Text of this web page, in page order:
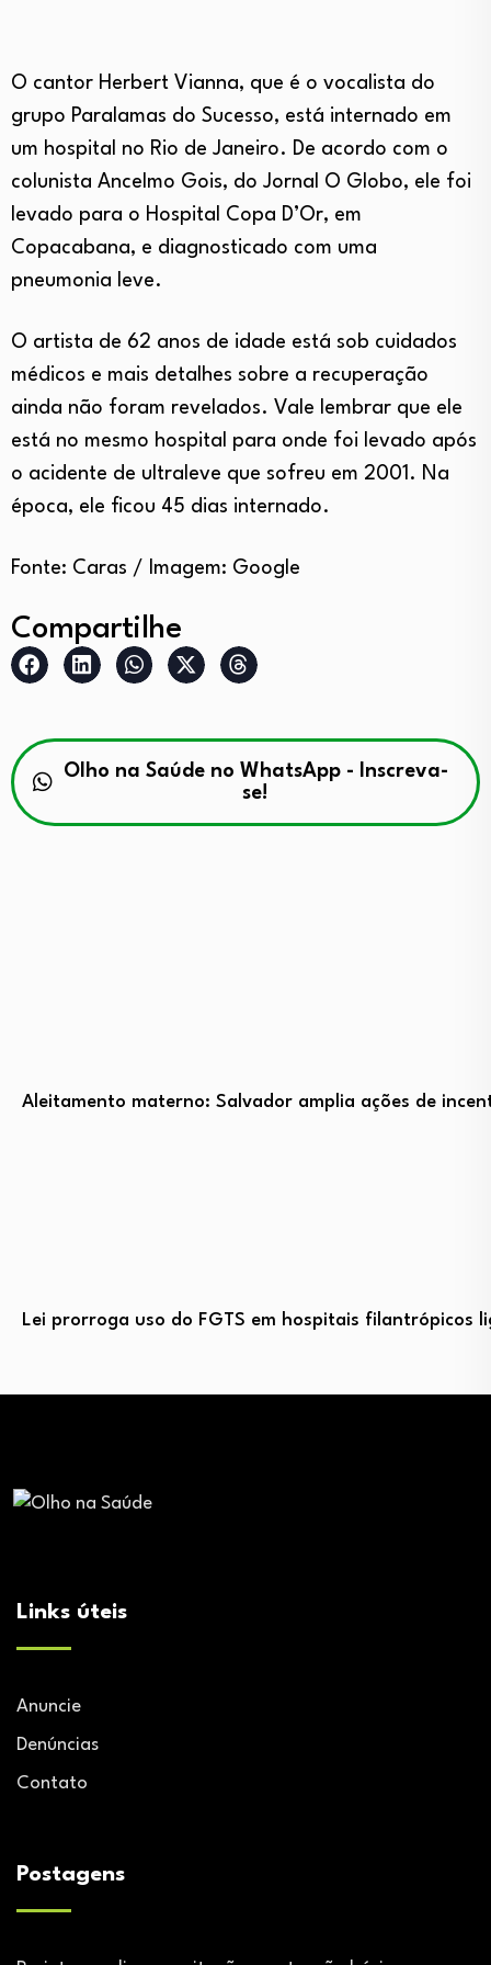
O cantor Herbert Vianna, que é o vocalista do
grupo Paralamas do Sucesso, está internado em
um hospital no Rio de Janeiro. De acordo com o
colunista Ancelmo Gois, do Jornal O Globo, ele foi
levado para o Hospital Copa D’Or, em
Copacabana, e diagnosticado com uma
pneumonia leve.
O artista de 62 anos de idade está sob cuidados
médicos e mais detalhes sobre a recuperação
ainda não foram revelados. Vale lembrar que ele
está no mesmo hospital para onde foi levado após
o acidente de ultraleve que sofreu em 2001. Na
época, ele ficou 45 dias internado.
Fonte: Caras / Imagem: Google
Compartilhe
Olho na Saúde no WhatsApp - Inscreva-
se!
Aleitamento materno: Salvador amplia ações de
Lei prorroga uso do FGTS em hospitais filantrópicos
Links úteis
Anuncie
Denúncias
Contato
Postagens